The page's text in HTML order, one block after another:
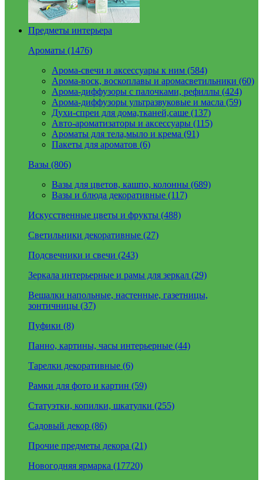
Предметы интерьера
Ароматы (1476)
Арома-свечи и аксессуары к ним (584)
Арома-воск, воскоплавы и аромасветильники (60)
Арома-диффузоры с палочками, рефиллы (424)
Арома-диффузоры ультразвуковые и масла (59)
Духи-спреи для дома,тканей,саше (137)
Авто-ароматизаторы и аксессуары (115)
Ароматы для тела,мыло и крема (91)
Пакеты для ароматов (6)
Вазы (806)
Вазы для цветов, кашпо, колонны (689)
Вазы и блюда декоративные (117)
Искусственные цветы и фрукты (488)
Светильники декоративные (27)
Подсвечники и свечи (243)
Зеркала интерьерные и рамы для зеркал (29)
Вешалки напольные, настенные, газетницы,
зонтичницы (37)
Пуфики (8)
Панно, картины, часы интерьерные (44)
Тарелки декоративные (6)
Рамки для фото и картин (59)
Статуэтки, копилки, шкатулки (255)
Садовый декор (86)
Прочие предметы декора (21)
Новогодняя ярмарка (17720)